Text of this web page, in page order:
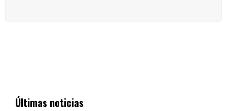
Últimas noticias